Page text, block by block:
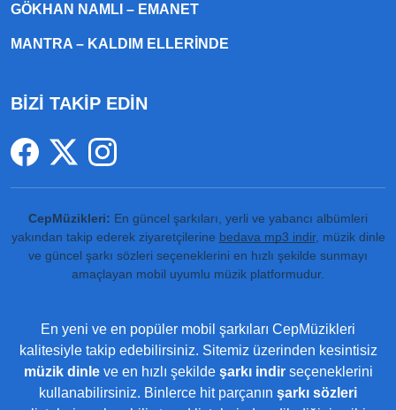
GÖKHAN NAMLI – EMANET
MANTRA – KALDIM ELLERINDE
BİZİ TAKİP EDİN
CepMüzikleri: En güncel şarkıları, yerli ve yabancı albümleri
yakından takip ederek ziyaretçilerine bedava mp3 indir, müzik dinle
ve güncel şarkı sözleri seçeneklerini en hızlı şekilde sunmayı
amaçlayan mobil uyumlu müzik platformudur.
En yeni ve en popüler mobil şarkıları CepMüzikleri
kalitesiyle takip edebilirsiniz. Sitemiz üzerinden kesintisiz
müzik dinleve en hızlı şekilde şarkı indirseçeneklerini
kullanabilirsiniz. Binlerce hit parçanın şarkı sözleri